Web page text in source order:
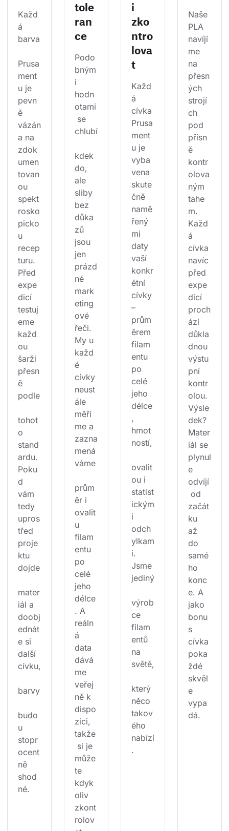
Každ
á
barva
Prusa
ment
u je
pevn
ě
vázán
a na
zdok
umen
tovan
ou
spekt
rosko
picko
u
recep
turu.
Před
expe
dicí
testuj
eme
každ
ou
šarži
přesn
ě
podle
tohot
o
stand
ardu.
Poku
d
vám
tedy
upros
třed
proje
ktu
dojde
mater
iál a
doobj
ednát
e si
další
cívku,
barvy
budo
u
stopr
ocent
ně
shod
né.
tole
ran
ce
Podo
bným
i
hodn
otami
se
chlubí
kdek
do,
ale
sliby
bez
důka
zů
jsou
jen
prázd
né
mark
eting
ové
řeči.
My u
každ
é
cívky
neust
ále
měří
me a
zazna
mená
váme
prům
ěr i
ovalit
u
filam
entu
po
celé
jeho
délce
. A
reáln
á
data
dává
me
veřej
ně k
dispo
zici,
takže
si je
může
te
kdyk
oliv
zkont
rolov
i
zko
ntro
lova
t
Každ
á
cívka
Prusa
ment
u je
vyba
vena
skute
čně
namě
řený
mi
daty
vaší
konkr
étní
cívky
–
prům
ěrem
filam
entu
po
celé
jeho
délce
,
hmot
ností,
ovalit
ou i
statist
ickým
i
odch
ylkam
i.
Jsme
jediný
výrob
ce
filam
entů
na
světě,
který
něco
takov
ého
nabízí
.
Naše
PLA
navíjí
me
na
přesn
ých
strojí
ch
pod
přísn
ě
kontr
olova
ným
tahe
m.
Každ
á
cívka
navíc
před
expe
dicí
proch
ází
důkla
dnou
výstu
pní
kontr
olou.
Výsle
dek?
Mater
iál se
plynul
e
odvíjí
od
začát
ku
až
do
samé
ho
konc
e. A
jako
bonu
s
cívka
poka
ždé
skvěl
e
vypa
dá.